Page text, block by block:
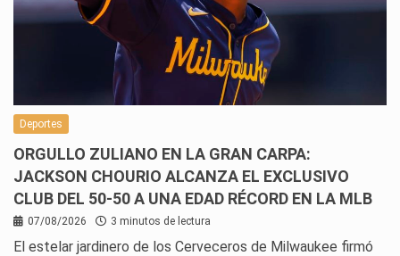
Deportes
ORGULLO ZULIANO EN LA GRAN CARPA:
JACKSON CHOURIO ALCANZA EL EXCLUSIVO
CLUB DEL 50-50 A UNA EDAD RÉCORD EN LA MLB
07/08/2026 3 minutos de lectura
El estelar jardinero de los Cerveceros de Milwaukee firmó